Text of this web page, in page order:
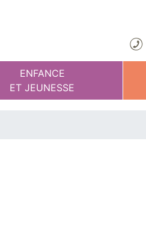
ENFANCE
ET JEUNESSE